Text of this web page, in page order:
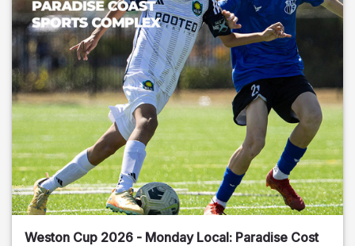
Weston Cup 2026 - Monday Local: Paradise Cost